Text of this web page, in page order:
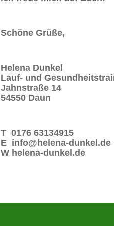
Schöne Grüße,
Helena Dunkel
Lauf- und
Jahnstraße 14
54550 Daun
T 0176 63134915
E info@helena-dunkel.de
W helena-dunkel.de